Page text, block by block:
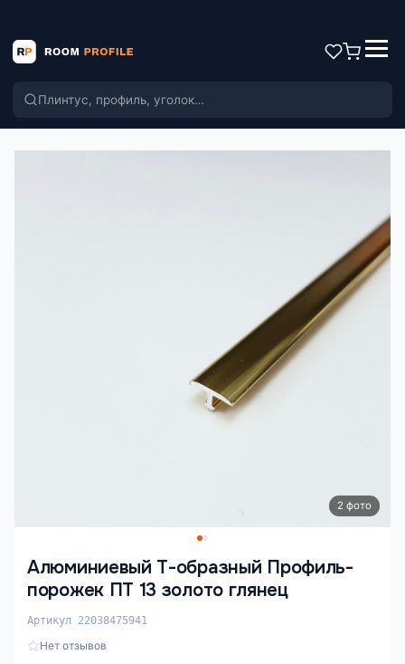
Поиск по каталогу
2 фото
Алюминиевый Т-образный Профиль-
порожек ПТ 13 золото глянец
Артикул 22038475941
Нет отзывов